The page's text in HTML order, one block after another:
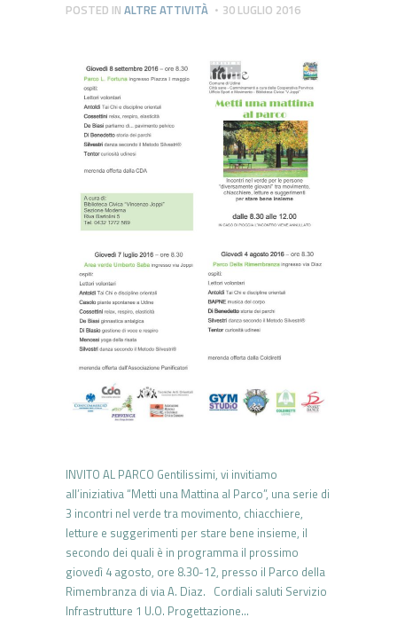
POSTED IN ALTRE ATTIVITÀ 30 LUGLIO 2016
INVITO AL PARCO Gentilissimi, vi invitiamo
all’iniziativa “Metti una Mattina al Parco”, una serie di
3 incontri nel verde tra movimento, chiacchiere,
letture e suggerimenti per stare bene insieme, il
secondo dei quali è in programma il prossimo
giovedì 4 agosto, ore 8.30-12, presso il Parco della
Rimembranza di via A. Diaz. Cordiali saluti Servizio
Infrastrutture 1 U.O. Progettazione…